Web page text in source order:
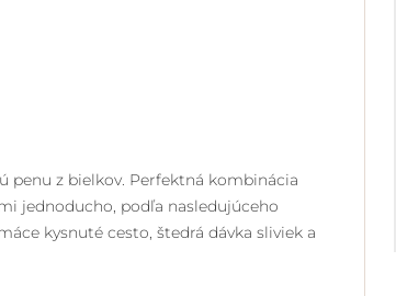
penu z bielkov. Perfektná kombinácia
jednoducho, podľa nasledujúceho
kysnuté cesto, štedrá dávka sliviek a